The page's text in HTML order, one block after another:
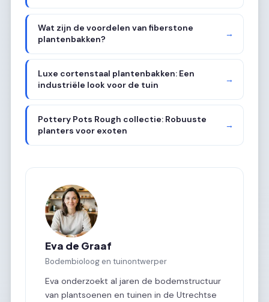
Wat zijn de voordelen van fiberstone
plantenbakken?
→
Luxe cortenstaal plantenbakken: Een
industriële look voor de tuin
→
Pottery Pots Rough collectie: Robuuste
planters voor exoten
→
Eva de Graaf
Bodembioloog en tuinontwerper
Eva onderzoekt al jaren de bodemstructuur
van plantsoenen en tuinen in de Utrechtse